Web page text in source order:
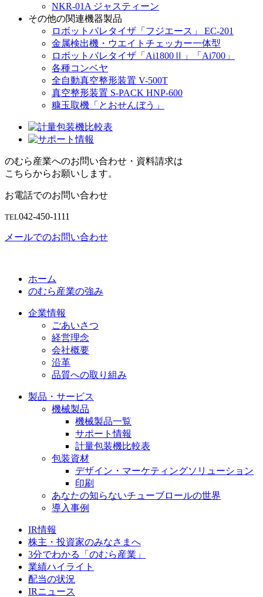
NKR-01A ジャスティーン
その他の関連機器製品
ロボットパレタイザ「フジエース」 EC-201
金属検出機・ウエイトチェッカー一体型
ロボットパレタイザ「Ai1800Ⅱ」「Ai700」
各種コンベヤ
全自動真空整形装置 V-500T
真空整形装置 S-PACK HNP-600
糠玉取機「とおせんぼう」
のむら産業へのお問い合わせ・資料請求は
こちらからお願いします。
お電話でのお問い合わせ
TEL042-450-1111
メールでのお問い合わせ
ホーム
のむら産業の強み
企業情報
ごあいさつ
経営理念
会社概要
沿革
品質への取り組み
製品・サービス
機械製品
機械製品一覧
サポート情報
計量包装機比較表
包装資材
デザイン・マーケティングソリューション
印刷
あなたの知らないチューブロールの世界
導入事例
IR情報
株主・投資家のみなさまへ
3分でわかる「のむら産業」
業績ハイライト
配当の状況
IRニュース